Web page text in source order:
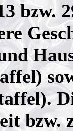
bzw.
bzw.